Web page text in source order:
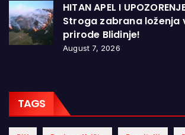
HITAN APEL I
Stroga zabrana loženja
prirode Blidinje!
August 7, 2026
TAGS